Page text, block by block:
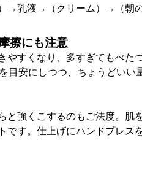
→乳液→（クリーム）→（朝の
擦にも注意
やすくなり、多すぎてもべた
目安にしつつ、ちょうどいい
と強くこするのもご法度。肌
です。仕上げにハンドプレス